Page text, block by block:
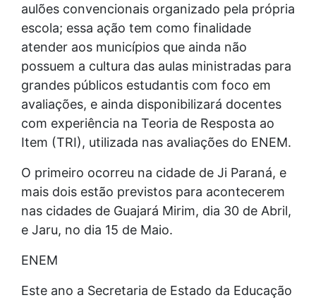
aulões convencionais organizado pela própria
escola; essa ação tem como finalidade
atender aos municípios que ainda não
possuem a cultura das aulas ministradas para
grandes públicos estudantis com foco em
avaliações, e ainda disponibilizará docentes
com experiência na Teoria de Resposta ao
Item (TRI), utilizada nas avaliações do ENEM.
O primeiro ocorreu na cidade de Ji Paraná, e
mais dois estão previstos para acontecerem
nas cidades de Guajará Mirim, dia 30 de Abril,
e Jaru, no dia 15 de Maio.
ENEM
Este ano a Secretaria de Estado da Educação